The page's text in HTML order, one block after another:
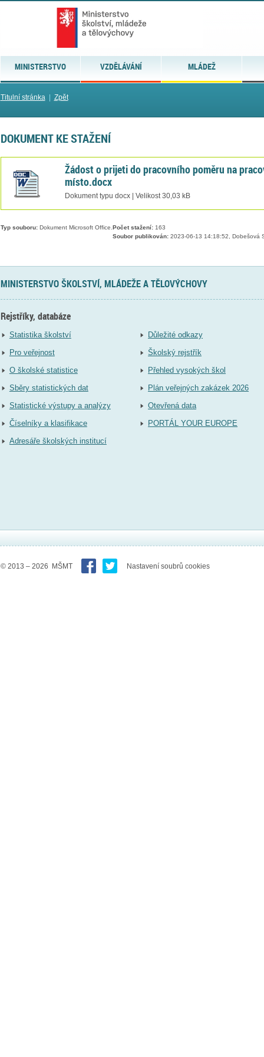
MINISTERSTVO VZDĚLÁVÁNÍ MLÁDEŽ
Titulní stránka| Zpět
DOKUMENT KE STAŽENÍ
Žádost o prijeti do pracovního poměru na
místo.docx
Dokument typu docx | Velikost 30,03 kB
Typ souboru:Dokument Microsoft Office. Počet stažení:163
Soubor publikován:2023-06-13 14:18:52, Dobešová
MINISTERSTVO ŠKOLSTVÍ, MLÁDEŽE A TĚLOVÝCHOVY
Rejstříky, databáze
Statistika školství
Pro veřejnost
O školské statistice
Sběry statistických dat
Statistické výstupy a analýzy
Číselníky a klasifikace
Adresáře školských institucí
Důležité odkazy
Školský rejstřík
Přehled vysokých škol
Plán veřejných zakázek 2026
Otevřená data
PORTÁL YOUR EUROPE
© 2013 – 2026 MŠMT Nastavení soubrů cookies